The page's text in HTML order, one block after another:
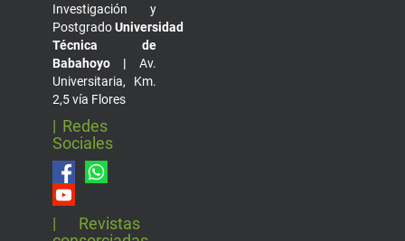
Investigación y
PostgradoUniversidad
Técnica de
Babahoyo | Av.
Universitaria, Km.
2,5 vía Flores
| Redes
Sociales
| Revistas